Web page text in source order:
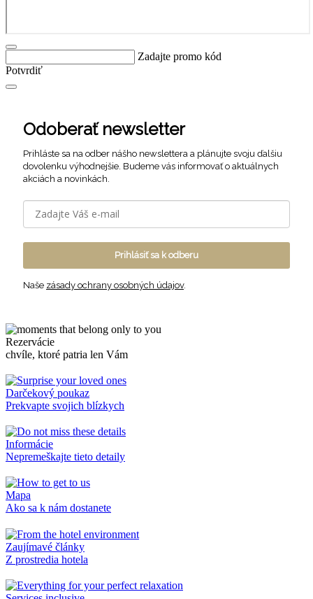
Zadajte promo kód
Potvrdiť
Odoberať newsletter
Prihláste sa na odber nášho newslettera a plánujte svoju ďalšiu
dovolenku výhodnejšie. Budeme vás informovať o aktuálnych
akciách a novinkách.
Prihlásiť sa k odberu
Naše zásady ochrany osobných údajov.
Rezervácie
chvíle, ktoré patria len Vám
Darčekový poukaz
Prekvapte svojich blízkych
Informácie
Nepremeškajte tieto detaily
Mapa
Ako sa k nám dostanete
Zaujímavé články
Z prostredia hotela